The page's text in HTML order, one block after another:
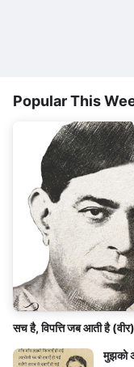
Popular This
सच है, विपत्ति जब आती है
मुझको